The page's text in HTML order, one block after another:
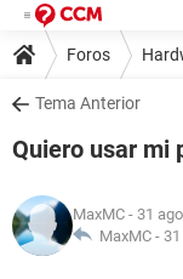
Foros
Tema Anterior
Quiero usar mi
MaxMC - 31
MaxMC -